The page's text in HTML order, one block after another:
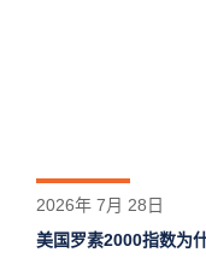
2026年 7月 28日
美国罗素2000指数为